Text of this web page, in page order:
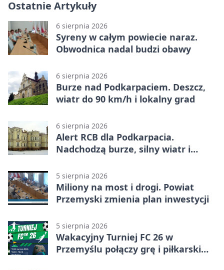
Ostatnie Artykuły
6 sierpnia 2026
Syreny w całym powiecie naraz.
Obwodnica nadal budzi obawy
6 sierpnia 2026
Burze nad Podkarpaciem. Deszcz,
wiatr do 90 km/h i lokalny grad
6 sierpnia 2026
Alert RCB dla Podkarpacia.
Nadchodzą burze, silny wiatr i
5 sierpnia 2026
Miliony na most i drogi. Powiat
Przemyski zmienia plan inwestycji
5 sierpnia 2026
Wakacyjny Turniej FC 26 w
Przemyślu połączy grę i piłkarski